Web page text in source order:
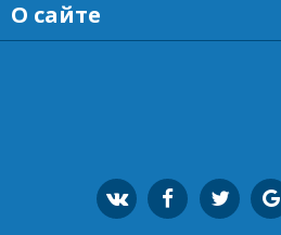
О сайте